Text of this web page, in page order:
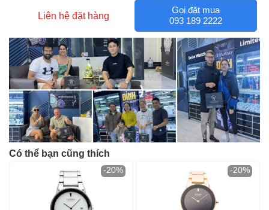
Liên hệ đặt hàng
Gọi đặt mua
093 189 2222
Có thể bạn cũng thích
-20% -20%